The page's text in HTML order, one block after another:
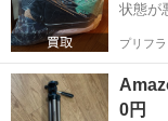
状態が
プリフラ
0円